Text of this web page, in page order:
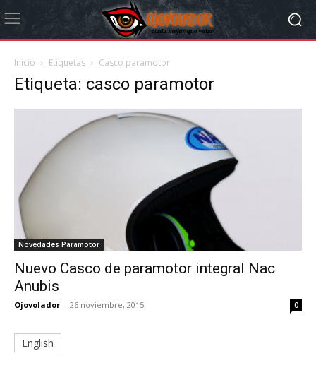
Inicio Etiquetas Casco paramotor
Etiqueta: casco paramotor
Novedades Paramotor
Nuevo Casco de paramotor integral Nac
Anubis
Ojovolador - 26 noviembre, 2015 0
English